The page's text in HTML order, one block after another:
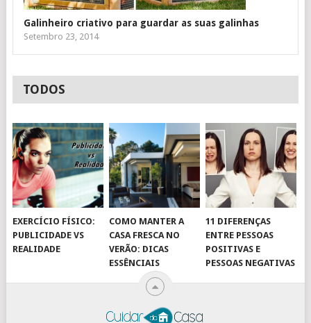
Galinheiro criativo para guardar as suas galinhas
Setembro 23, 2014
TODOS
EXERCÍCIO FÍSICO:
PUBLICIDADE VS
REALIDADE
COMO MANTER A
CASA FRESCA NO
VERÃO: DICAS
ESSÊNCIAIS
11 DIFERENÇAS
ENTRE PESSOAS
POSITIVAS E
PESSOAS NEGATIVAS